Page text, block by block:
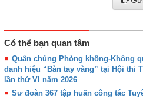
Có thể bạn quan tâm
Quân chủng Phòng không-Không
danh hiệu “Bàn tay vàng” tại Hội thi
lần thứ VI năm 2026
Sư đoàn 367 tập huấn công tác